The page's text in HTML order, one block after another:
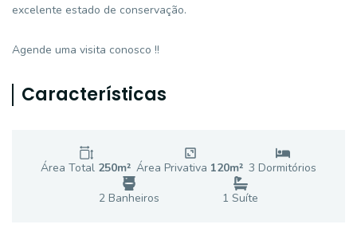
excelente estado de conservação.
Agende uma visita conosco !!
Características
Área Total 250m² Área Privativa 120m² 3 Dormitórios
2 Banheiros 1 Suíte